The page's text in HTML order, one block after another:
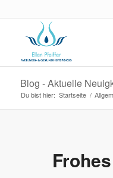
Blog - Aktuelle
Du bist hier: Startseite /